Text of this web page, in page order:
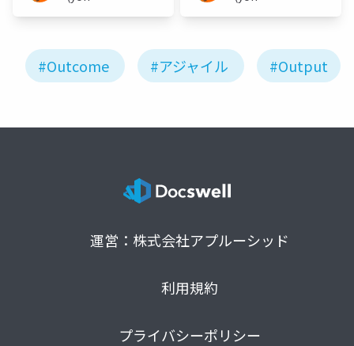
#Outcome #アジャイル #Output
運営：株式会社アプルーシッド
利用規約
プライバシーポリシー